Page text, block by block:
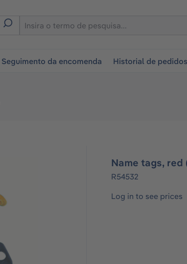
Seguimento da encomenda Historial de pedidos
Name tags, red
R54532
Log in to see prices